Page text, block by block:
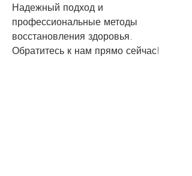
Надежный подход и
профессиональные методы
восстановления здоровья.
Обратитесь к нам прямо сейчас!